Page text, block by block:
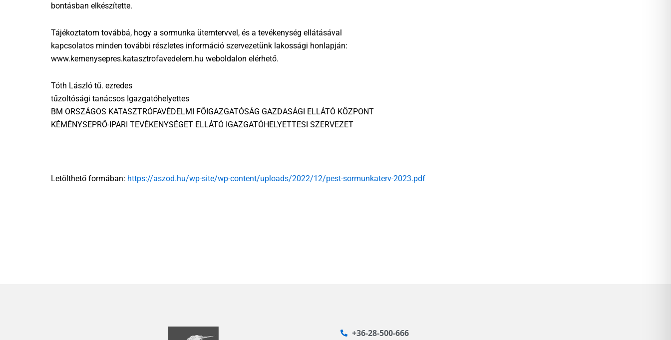
bontásban elkészítette.
Tájékoztatom továbbá, hogy a sormunka ütemtervvel, és a tevékenység ellátásával
kapcsolatos minden további részletes információ szervezetünk lakossági honlapján:
www.kemenysepres.katasztrofavedelem.hu weboldalon elérhető.
Tóth László tű. ezredes
tűzoltósági tanácsos Igazgatóhelyettes
BM ORSZÁGOS KATASZTRÓFAVÉDELMI FŐIGAZGATÓSÁG GAZDASÁGI ELLÁTÓ KÖZPONT
KÉMÉNYSEPRŐ-IPARI TEVÉKENYSÉGET ELLÁTÓ IGAZGATÓHELYETTESI SZERVEZET
Letölthető formában: https://aszod.hu/wp-site/wp-content/uploads/2022/12/pest-sormunkaterv-2023.pdf
+36-28-500-666